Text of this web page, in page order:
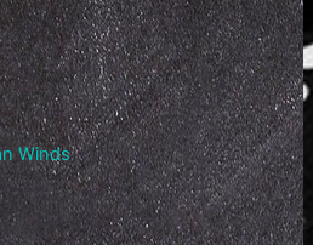
Winds